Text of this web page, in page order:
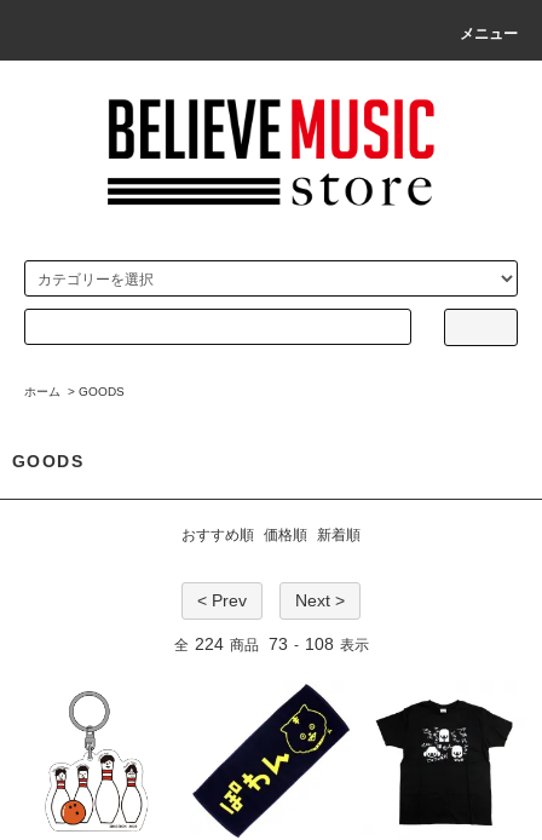
メニュー
ホーム > GOODS
GOODS
おすすめ順 価格順 新着順
< Prev Next >
全 224 商品 73 - 108 表示